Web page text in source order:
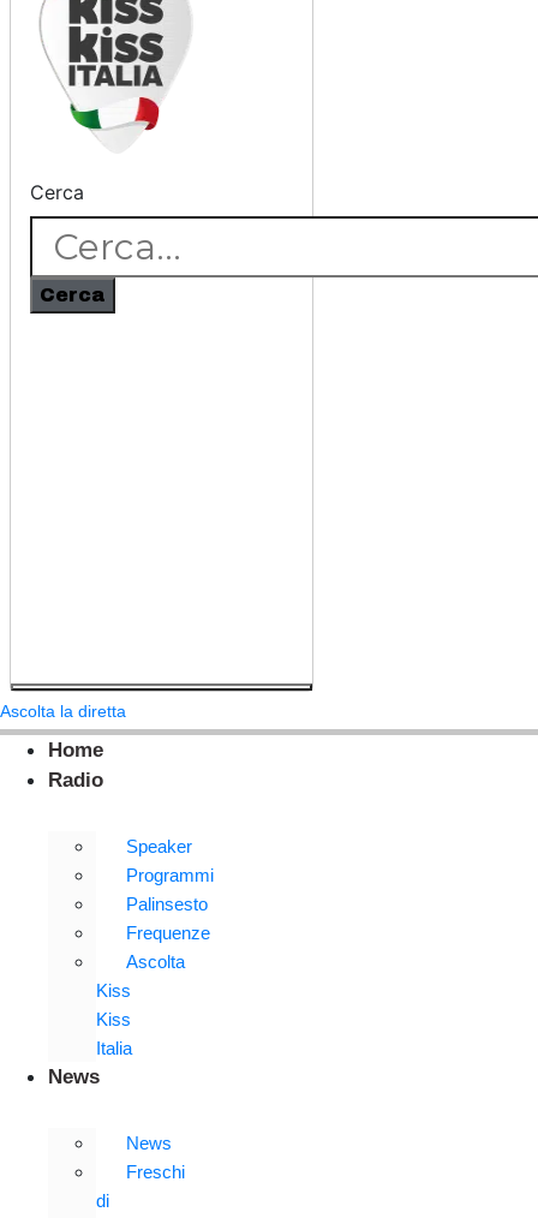
Cerca
Cerca
Ascolta la diretta
Home
Radio
Speaker
Programmi
Palinsesto
Frequenze
Ascolta
Kiss
Kiss
Italia
News
News
Freschi
di